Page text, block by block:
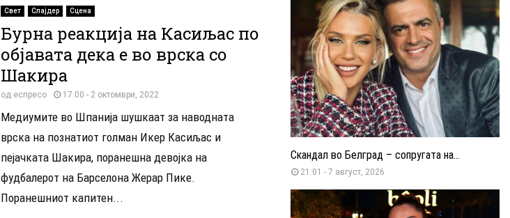
Свет Слајдер Сцена
Бурна реакција на Касиљас по
објавата дека е во врска со
Шакира
од еспресо 17:00 - 2 октомври, 2022
Медиумите во Шпанија шушкаат за наводната
врска на познатиот голман Икер Касиљас и
пејачката Шакира, поранешна девојка на
фудбалерот на Барселона Жерар Пике.
Поранешниот капитен...
Скандал во Белград – сопругата на...
21:01 - 7 август, 2026